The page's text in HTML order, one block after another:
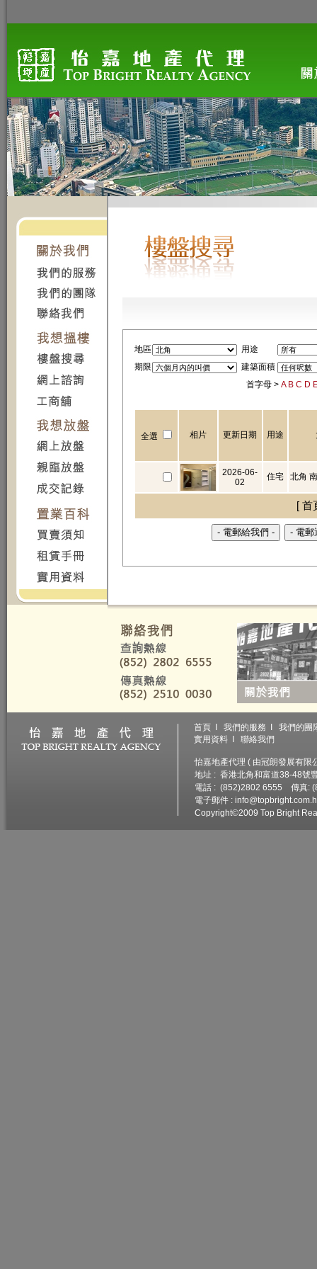
地區
用途
期限
建築面積
首字母 > A B C D
全選 相片 更新日期 用途
2026-06-
02
住宅 北角
[ 首
首頁 我們的服務
我們的團
實用資料
聯絡我們
怡嘉地產代理 ( 由冠朗發展有
地址 : 香港北角和富道38-48號
電話 : (852)2802 6555 傳真:
電子郵件 :
Copyright©2009 Top Bright